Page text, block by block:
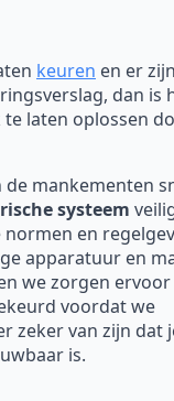
keuren en er
dan is
laten oplossen
mankementen
systeem
en
apparatuur en
we zorgen
voordat we
zeker van zijn dat
is.